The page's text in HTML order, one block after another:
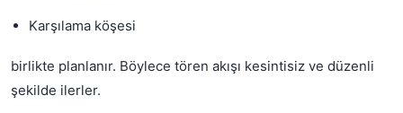
Karşılama köşesi
birlikte planlanır. Böylece tören akışı kesintisiz ve düzenli
şekilde ilerler.